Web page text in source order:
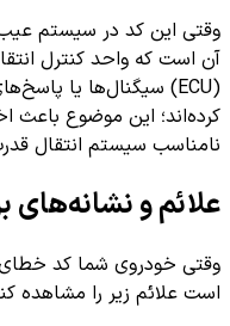
وقتی این کد در سیستم
کرده‌اند؛ این موضوع باعث
نامناسب سیستم انتقال
علائم و نشانه‌های
است علائم زیر را مشاهده